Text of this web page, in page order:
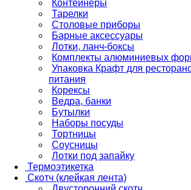
Контейнеры
Тарелки
Столовые приборы
Барные аксессуары
Лотки, ланч-боксы
Комплекты алюминиевых
Упаковка Крафт для
питания
Корексы
Ведра, банки
Бутылки
Наборы посуды
Тортницы
Соусницы
Лотки под запайку
Термоэтикетка
Скотч (клейкая лента)